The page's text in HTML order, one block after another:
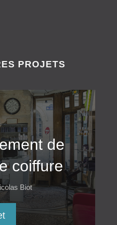
PROJETS
de
coiffure
Biot